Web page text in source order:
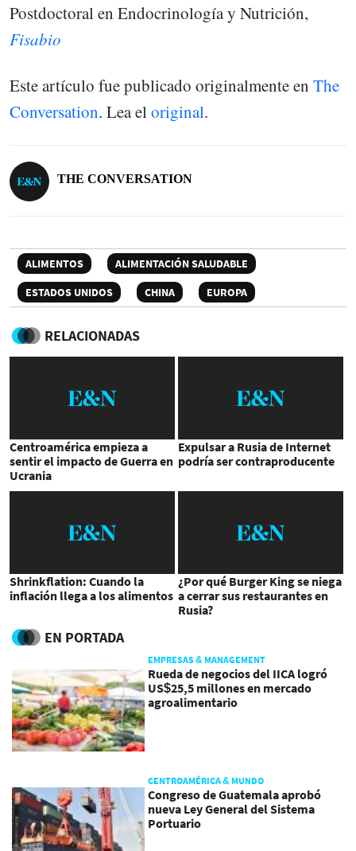
Postdoctoral en Endocrinología y Nutrición,
Fisabio
Este artículo fue publicado originalmente en The
Conversation. Lea eloriginal.
THE CONVERSATION
ALIMENTOS
ALIMENTACIÓN SALUDABLE
ESTADOS UNIDOS
CHINA EUROPA
RELACIONADAS
Centroamérica empieza a
sentir el impacto de Guerra en
Ucrania
Expulsar a Rusia de Internet
podría ser contraproducente
Shrinkflation: Cuando la
inflación llega a los alimentos
¿Por qué Burger King se niega
a cerrar sus restaurantes en
Rusia?
EN PORTADA
EMPRESAS & MANAGEMENT
Rueda de negocios del IICA logró
US$25,5 millones en mercado
agroalimentario
CENTROAMÉRICA & MUNDO
Congreso de Guatemala aprobó
nueva Ley General del Sistema
Portuario